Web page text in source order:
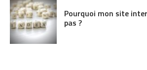
Pourquoi mon site
pas ?